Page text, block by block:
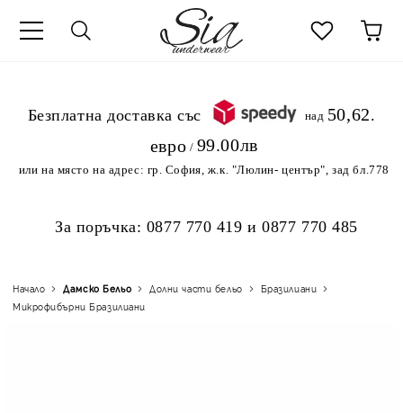
.Безплатна доставка със
над 50,62
евро / 99.00лв
или на място на адрес: гр. София, ж.к. "Люлин- център", зад бл.778
За поръчка: 0877 770 419 и0877 770 485
Начало Дамско Бельо Долни части бельо
Бразилиани
Микрофибърни Бразилиани